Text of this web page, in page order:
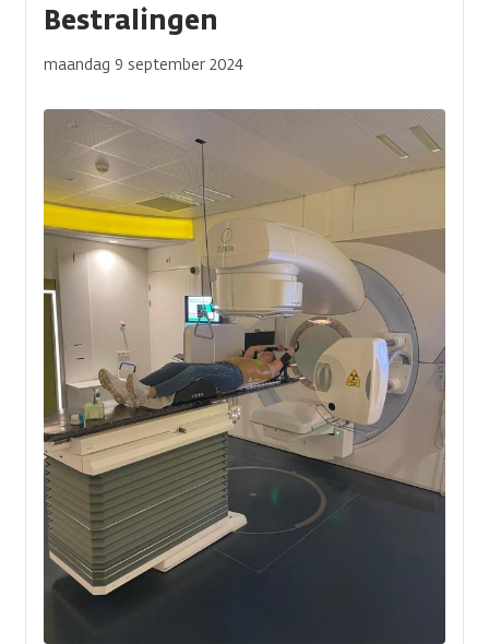
Bestralingen
maandag 9 september 2024